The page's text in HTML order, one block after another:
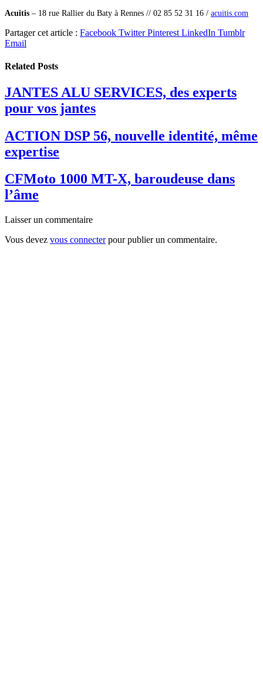
Acuitis – 18 rue Rallier du Baty à Rennes // 02 85 52 31 16 / acuitis.com
Partager cet article : Facebook Twitter Pinterest LinkedIn Tumblr
Email
Related Posts
JANTES ALU SERVICES, des experts
pour vos jantes
ACTION DSP 56, nouvelle identité, même
expertise
CFMoto 1000 MT-X, baroudeuse dans
l’âme
Laisser un commentaire
Vous devez vous connecterpour publier un commentaire.